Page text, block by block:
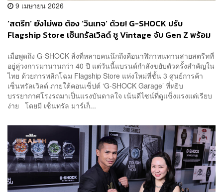
9 เมษายน 2026
‘สตรีท’ ยังไม่พอ ต้อง ‘วินเทจ’ ด้วย! G-SHOCK ปรับ
Flagship Store เซ็นทรัลเวิลด์ ชู Vintage จับ Gen Z พร้อม
เมื่อพูดถึง G-SHOCK สิ่งที่หลายคนนึกถึงคือนาฬิกาทนทานสายสตรีทที่
อยู่คู่วงการมานานกว่า 40 ปี แต่วันนี้แบรนด์กำลังขยับตัวครั้งสำคัญใน
ไทย ด้วยการพลิกโฉม Flagship Store แห่งใหม่ที่ชั้น 3 ศูนย์การค้า
เซ็นทรัลเวิลด์ ภายใต้คอนเซ็ปต์ ‘G-SHOCK Garage’ ที่หยิบ
บรรยากาศโรงรถมาเป็นแรงบันดาลใจ เน้นดีไซน์ที่ดูแข็งแรงแต่เรียบ
ง่าย โดยมี เซ็นทรัล มาร์เก็...